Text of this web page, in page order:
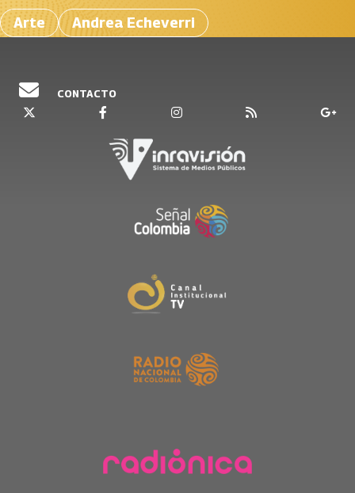
Arte
Andrea Echeverri
CONTACTO